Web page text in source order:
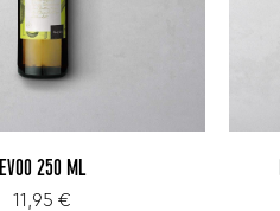
EVOO 250 ML
11,95 €